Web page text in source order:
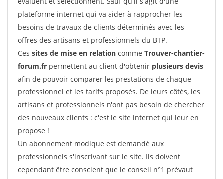
plateforme internet qui va aider à rapprocher les
besoins de travaux de clients déterminés avec les
offres des artisans et professionnels du BTP.
Ces sites de mise en relation comme Trouver-chantier-
forum.fr permettent au client d'obtenir plusieurs devis
afin de pouvoir comparer les prestations de chaque
professionnel et les tarifs proposés. De leurs côtés, les
artisans et professionnels n'ont pas besoin de chercher
des nouveaux clients : c'est le site internet qui leur en
propose !
Un abonnement modique est demandé aux
professionnels s'inscrivant sur le site. Ils doivent
cependant être conscient que le conseil n°1 prévaut